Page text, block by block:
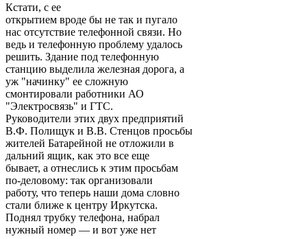
Кстати, с ее
открытием вроде бы не так и пугало
нас отсутствие телефонной связи. Но
ведь и телефонную проблему удалось
решить. Здание под телефонную
станцию выделила железная дорога, а
уж "начинку" ее сложную
смонтировали работники АО
"Электросвязь" и ГТС.
Руководители этих двух предприятий
В.Ф. Полищук и В.В. Стенцов просьбы
жителей Батарейной не отложили в
дальний ящик, как это все еще
бывает, а отнеслись к этим просьбам
по-деловому: так организовали
работу, что теперь наши дома словно
стали ближе к центру Иркутска.
Поднял трубку телефона, набрал
нужный номер — и вот уже нет